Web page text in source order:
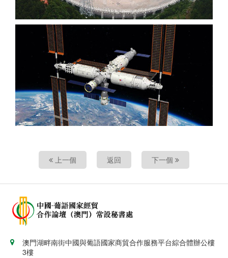
上一個 返回 下一個
澳門湖畔南街中國與葡語國家商貿合作服務平台綜合體辦公樓
3樓